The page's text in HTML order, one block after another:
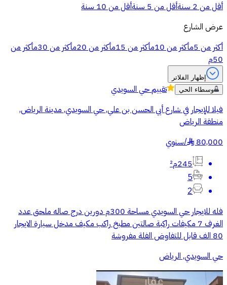
أقل من 2 سنة
أقل من 5 سنة
أقل من 10 سنة
عرض الشارع
أكثر من 5م
أكثر من 10م أكثر من 15م أكثر من 20م أكثر من 30م
أكثر من
50م
إظهار الفلاتر
وسطاء الحي
تقييمحي السويدي
فيلا للإيجار في شارع أبي الحسن بن علي, حي السويدي, مدينة الرياض,
منطقة الرياض
80,000
§
/سنوي
245م²
5
2
فله للايجار حي السويدي مساحة 300م دورين درج صاله ملحق عدد
الغرف 7 مكيفات راكبة صالتين مطبخ راكب مكيف مدخل سيارة الايجار
80 الف قابل للتفاوض الفلة مفروشة
حي السويدي, الرياض